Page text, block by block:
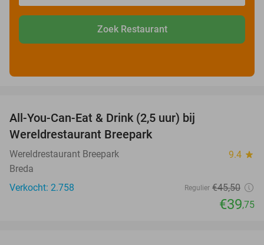
Zoek Restaurant
All-You-Can-Eat & Drink (2,5 uur) bij
Wereldrestaurant Breepark
Wereldrestaurant Breepark 9.4 star
Breda
Verkocht: 2.758
Regulier €45,50
€39,75